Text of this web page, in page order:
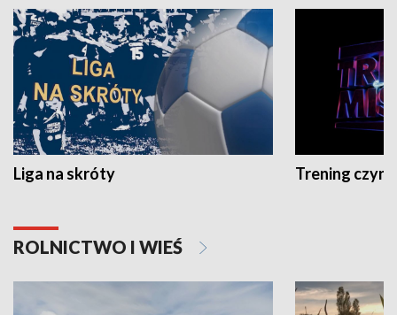
Liga na skróty Trening czyni
ROLNICTWO I WIEŚ